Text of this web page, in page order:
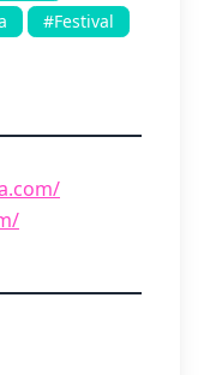
#Festival